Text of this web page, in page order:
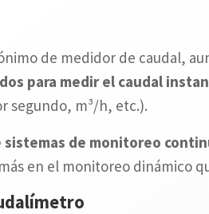
de medidor de caudal,
para medir el caudal
segundo, m³/h, etc.).
de monitoreo
en el monitoreo dinámico